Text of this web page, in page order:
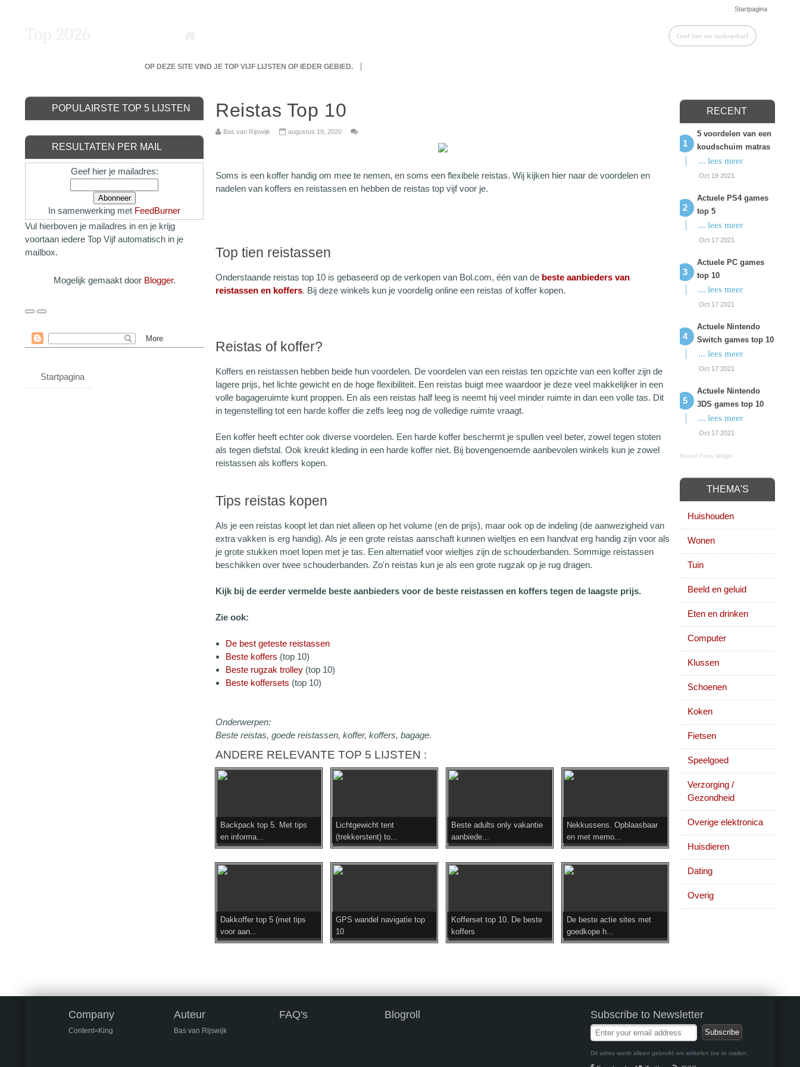
Startpagina
OP DEZE SITE VIND JE TOP VIJF LIJSTEN OP IEDER GEBIED.
Reistas Top 10
Bas van Rijswijk augustus 19, 2020
Soms is een koffer handig om mee te nemen, en soms een flexibele reistas. Wij kijken hier naar de voordelen en
nadelen van koffers en reistassen en hebben de reistas top vijf voor je.
Top tien reistassen
Onderstaande reistas top 10 is gebaseerd op de verkopen van Bol.com, één van de beste aanbieders van
reistassen en koffers. Bij deze winkels kun je voordelig online een reistas of koffer kopen.
Reistas of koffer?
Koffers en reistassen hebben beide hun voordelen. De voordelen van een reistas ten opzichte van een koffer zijn de
lagere prijs, het lichte gewicht en de hoge flexibiliteit. Een reistas buigt mee waardoor je deze veel makkelijker in een
volle bagageruimte kunt proppen. En als een reistas half leeg is neemt hij veel minder ruimte in dan een volle tas. Dit
in tegenstelling tot een harde koffer die zelfs leeg nog de volledige ruimte vraagt.
Een koffer heeft echter ook diverse voordelen. Een harde koffer beschermt je spullen veel beter, zowel tegen stoten
als tegen diefstal. Ook kreukt kleding in een harde koffer niet. Bij bovengenoemde aanbevolen winkels kun je zowel
reistassen als koffers kopen.
Tips reistas kopen
Als je een reistas koopt let dan niet alleen op het volume (en de prijs), maar ook op de indeling (de aanwezigheid van
extra vakken is erg handig). Als je een grote reistas aanschaft kunnen wieltjes en een handvat erg handig zijn voor als
je grote stukken moet lopen met je tas. Een alternatief voor wieltjes zijn de schouderbanden. Sommige reistassen
beschikken over twee schouderbanden. Zo'n reistas kun je als een grote rugzak op je rug dragen.
Kijk bij de eerder vermelde beste aanbieders voor de beste reistassen en koffers tegen de laagste prijs.
Zie ook:
De best geteste reistassen
Beste koffers (top 10)
Beste rugzak trolley (top 10)
Beste koffersets (top 10)
Onderwerpen:
Beste reistas, goede reistassen, koffer, koffers, bagage.
ANDERE RELEVANTE TOP 5 LIJSTEN :
Backpack top 5. Met tips
en informa...
Lichtgewicht tent
(trekkerstent) to...
Beste adults only vakantie
aanbiede...
Nekkussens. Opblaasbaar
en met memo...
Dakkoffer top 5 (met tips
voor aan...
GPS wandel navigatie top
10
Kofferset top 10. De beste
koffers
De beste actie sites met
goedkope h...
POPULAIRSTE TOP 5 LIJSTEN
RESULTATEN PER MAIL
Geef hier je mailadres:
In samenwerking met FeedBurner
Vul hierboven je mailadres in en je krijg
voortaan iedere Top Vijf automatisch in je
mailbox.
Mogelijk gemaakt door Blogger.
Startpagina
RECENT
5 voordelen van een
koudschuim matras
... lees meer
Oct 19 2021
Actuele PS4 games
top 5
... lees meer
Oct 17 2021
Actuele PC games
top 10
... lees meer
Oct 17 2021
Actuele Nintendo
Switch games top 10
... lees meer
Oct 17 2021
Actuele Nintendo
3DS games top 10
... lees meer
Oct 17 2021
Recent Posts Widget
THEMA'S
Huishouden
Wonen
Tuin
Beeld en geluid
Eten en drinken
Computer
Klussen
Schoenen
Koken
Fietsen
Speelgoed
Verzorging /
Gezondheid
Overige elektronica
Huisdieren
Dating
Overig
Company
Content=King
Auteur
Bas van Rijswijk
FAQ's Blogroll Subscribe to Newsletter
Dit adres wordt alleen gebruikt om artikelen toe te mailen.